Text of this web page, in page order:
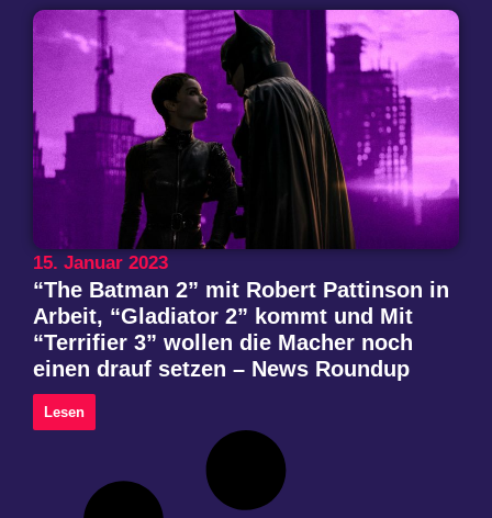
15. Januar 2023
“The Batman 2” mit Robert Pattinson in
Arbeit, “Gladiator 2” kommt und Mit
“Terrifier 3” wollen die Macher noch
einen drauf setzen – News Roundup
Lesen